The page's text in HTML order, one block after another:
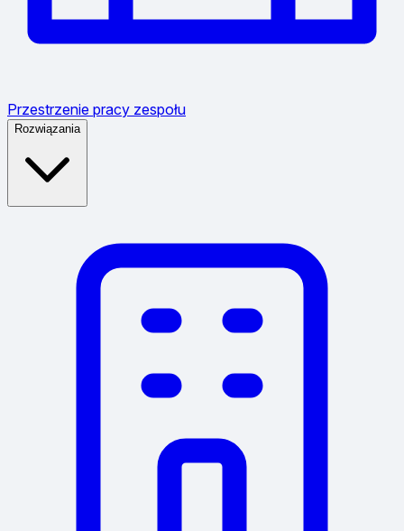
Przestrzenie pracy zespołu
Rozwiązania